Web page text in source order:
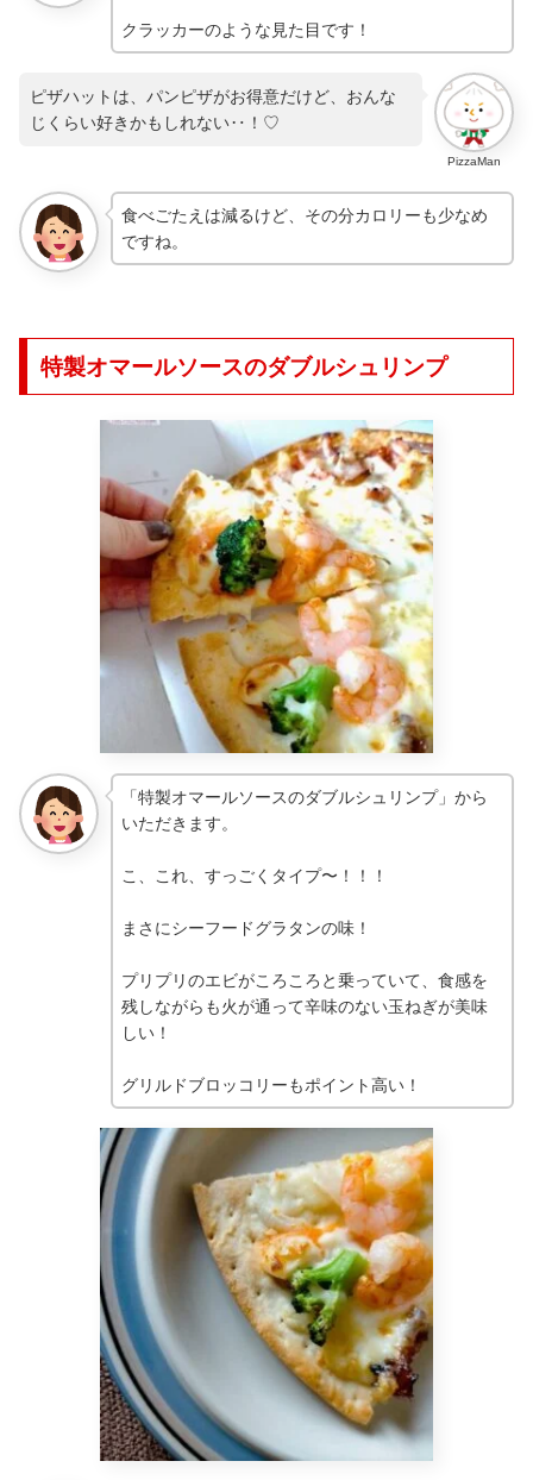
クラッカーのような見た目です！
PizzaMan
ピザハットは、パンピザがお得意だけど、おんな
じくらい好きかもしれない‥！♡
食べごたえは減るけど、その分カロリーも少なめ
ですね。
特製オマールソースのダブルシュリンプ
「特製オマールソースのダブルシュリンプ」から
いただきます。
こ、これ、すっごくタイプ〜！！！
まさにシーフードグラタンの味！
プリプリのエビがころころと乗っていて、食感を
残しながらも火が通って辛味のない玉ねぎが美味
しい！
グリルドブロッコリーもポイント高い！